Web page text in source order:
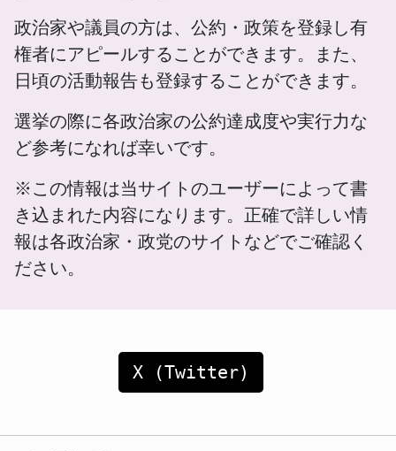
政治家や議員の方は、公約・政策を登録し有
権者にアピールすることができます。また、
日頃の活動報告も登録することができます。
選挙の際に各政治家の公約達成度や実行力な
ど参考になれば幸いです。
※この情報は当サイトのユーザーによって書
き込まれた内容になります。正確で詳しい情
報は各政治家・政党のサイトなどでご確認く
ださい。
X (Twitter)